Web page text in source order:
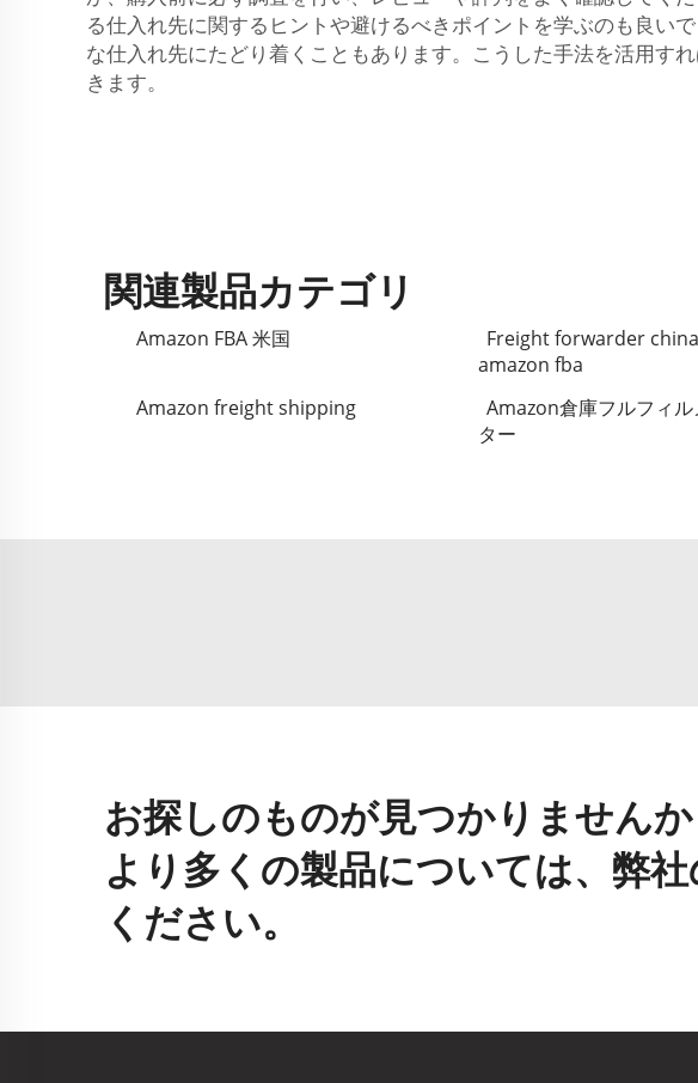
る仕入れ先に関するヒントや避けるべきポイントを学ぶのも良い
な仕入れ先にたどり着くこともあります。こうした手法を活用す
きます。
関連製品カテゴリ
Amazon FBA 米国
Freight forwarder
amazon fba
Amazon freight shipping
Amazon倉庫フルフィル
ター
お探しのものが見つかりませんか
より多くの製品については、弊
ください。